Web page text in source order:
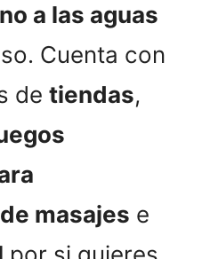
a las aguas
Cuenta con
de tiendas,
masajes e